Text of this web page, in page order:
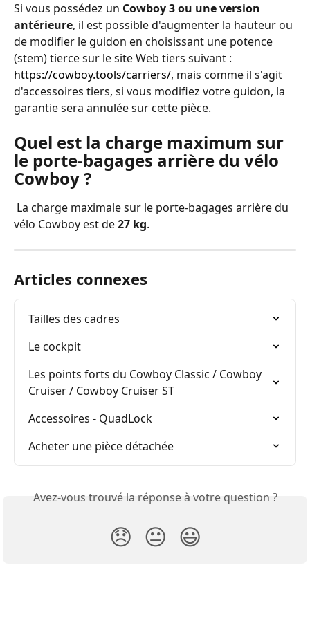
Si vous possédez un Cowboy 3 ou une version
antérieure, il est possible d'augmenter la hauteur ou
de modifier le guidon en choisissant une potence
(stem) tierce sur le site Web tiers suivant :
https://cowboy.tools/carriers/, mais comme il s'agit
d'accessoires tiers, si vous modifiez votre guidon, la
garantie sera annulée sur cette pièce.
Quel est la charge maximum sur
le porte-bagages arrière du vélo
Cowboy ?
vélo Cowboy est de 27 kg.
Articles connexes
Tailles des cadres
Le cockpit
Les points forts du Cowboy Classic / Cowboy
Cruiser / Cowboy Cruiser ST
Accessoires - QuadLock
Acheter une pièce détachée
Avez-vous trouvé la réponse à votre question ?
😞 😐 😃